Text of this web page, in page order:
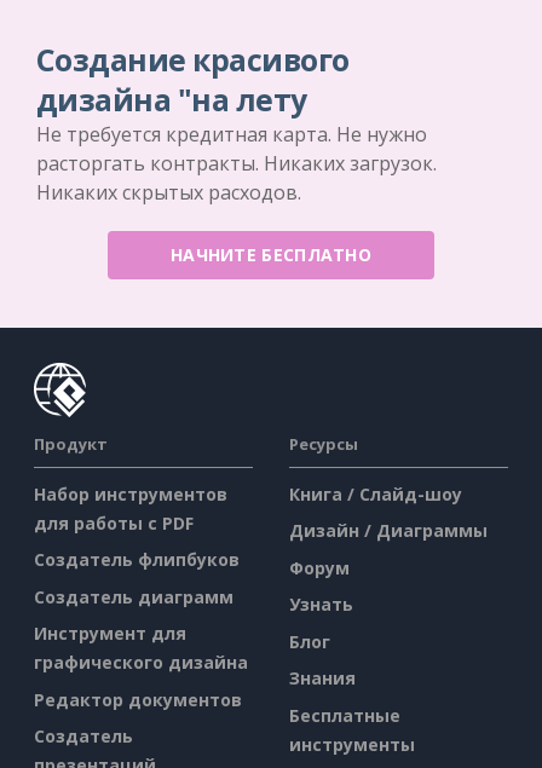
Создание красивого
дизайна "на лету
Не требуется кредитная карта. Не нужно
расторгать контракты. Никаких загрузок.
Никаких скрытых расходов.
НАЧНИТЕ БЕСПЛАТНО
Продукт
Набор инструментов
для работы с PDF
Создатель флипбуков
Создатель диаграмм
Инструмент для
графического дизайна
Редактор документов
Создатель
Ресурсы
Книга / Слайд-шоу
Дизайн / Диаграммы
Форум
Узнать
Блог
Знания
Бесплатные
инструменты